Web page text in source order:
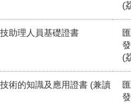
(
助理人員基礎證書
(
術的知識及應用證書 (兼讀